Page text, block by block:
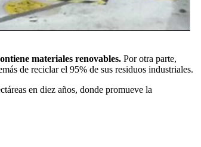
materiales renovables. Por otra parte,
de reciclar el 95% de sus residuos industriales.
en diez años, donde promueve la